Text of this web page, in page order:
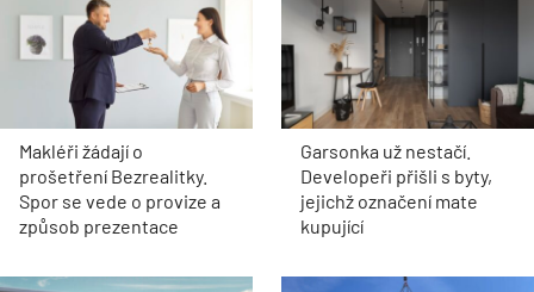
Makléři žádají o
prošetření Bezrealitky.
Spor se vede o provize a
způsob prezentace
Garsonka už nestačí.
Developeři přišli s byty,
jejichž označení mate
kupující